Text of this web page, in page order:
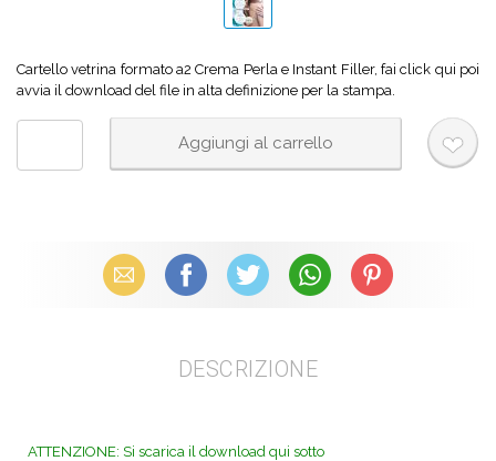
Cartello vetrina formato a2 Crema Perla e Instant Filler, fai click qui poi
avvia il download del file in alta definizione per la stampa.
Email Facebook X (Twitter) WhatsAppPinterest
DESCRIZIONE
ATTENZIONE: Si scarica il download qui sotto